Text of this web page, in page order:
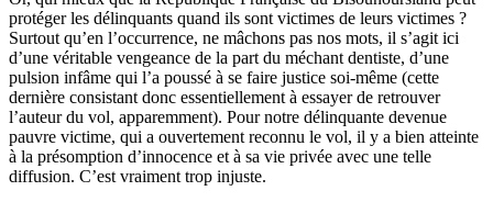
protéger les délinquants quand ils sont victimes de leurs victimes ?
Surtout qu’en l’occurrence, ne mâchons pas nos mots, il s’agit ici
d’une véritable vengeance de la part du méchant dentiste, d’une
pulsion infâme qui l’a poussé à se faire justice soi-même (cette
dernière consistant donc essentiellement à essayer de retrouver
l’auteur du vol, apparemment). Pour notre délinquante devenue
pauvre victime, qui a ouvertement reconnu le vol, il y a bien atteinte
à la présomption d’innocence et à sa vie privée avec une telle
diffusion. C’est vraiment trop injuste.